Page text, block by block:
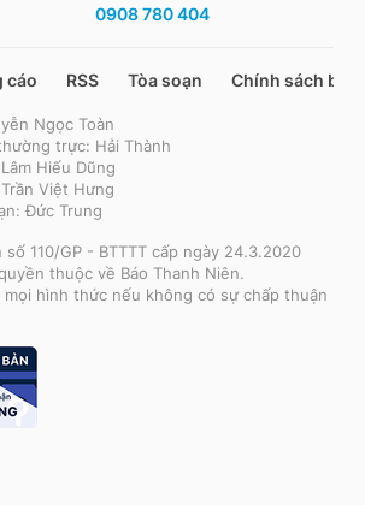
0908 780 404
cáo RSS Tòa soạn Chính sách bảo
Ngọc Toàn
trực: Hải Thành
Hiếu Dũng
Việt Hưng
Đức Trung
110/GP - BTTTT cấp ngày 24.3.2020
thuộc về Báo Thanh Niên.
mọi hình thức nếu không có sự chấp thuận